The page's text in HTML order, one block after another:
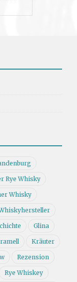
Rye Whisky
Whisky
Glina
Kräuter
Rezension
Rye Whiskey